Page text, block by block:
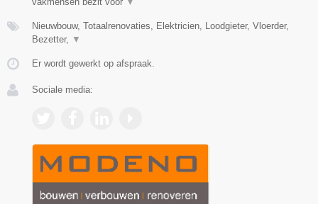
Nieuwbouw, Totaalrenovaties, Elektricien, Loodgieter, Vloerder,
Bezetter,
▼
Er wordt gewerkt op afspraak.
Sociale media: